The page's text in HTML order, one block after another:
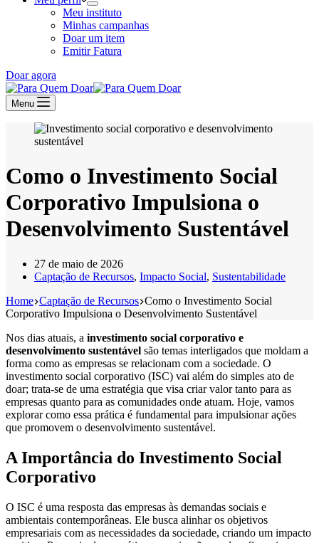
Meu instituto
Minhas campanhas
Doar um item
Emitir Fatura
Doar agora
Menu
Como o Investimento Social
Corporativo Impulsiona o
Desenvolvimento Sustentável
27 de maio de 2026
Captação de Recursos, Impacto Social, Sustentabilidade
Home Captação de Recursos Como o Investimento Social
Corporativo Impulsiona o Desenvolvimento Sustentável
Nos dias atuais, a investimento social corporativo e
desenvolvimento sustentável são temas interligados que moldam a
forma como as empresas se relacionam com a sociedade. O
investimento social corporativo (ISC) vai além do simples ato de
doar; trata-se de uma estratégia que visa criar valor tanto para as
empresas quanto para as comunidades onde atuam. Hoje, vamos
explorar como essa prática é fundamental para impulsionar ações
que promovem o desenvolvimento sustentável.
A Importância do Investimento Social
Corporativo
O ISC é uma resposta das empresas às demandas sociais e
ambientais contemporâneas. Ele busca alinhar os objetivos
empresariais com as necessidades da sociedade, criando um impacto